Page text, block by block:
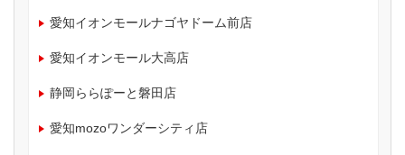
愛知イオンモールナゴヤドーム前店
愛知イオンモール大高店
静岡ららぽーと磐田店
愛知mozoワンダーシティ店